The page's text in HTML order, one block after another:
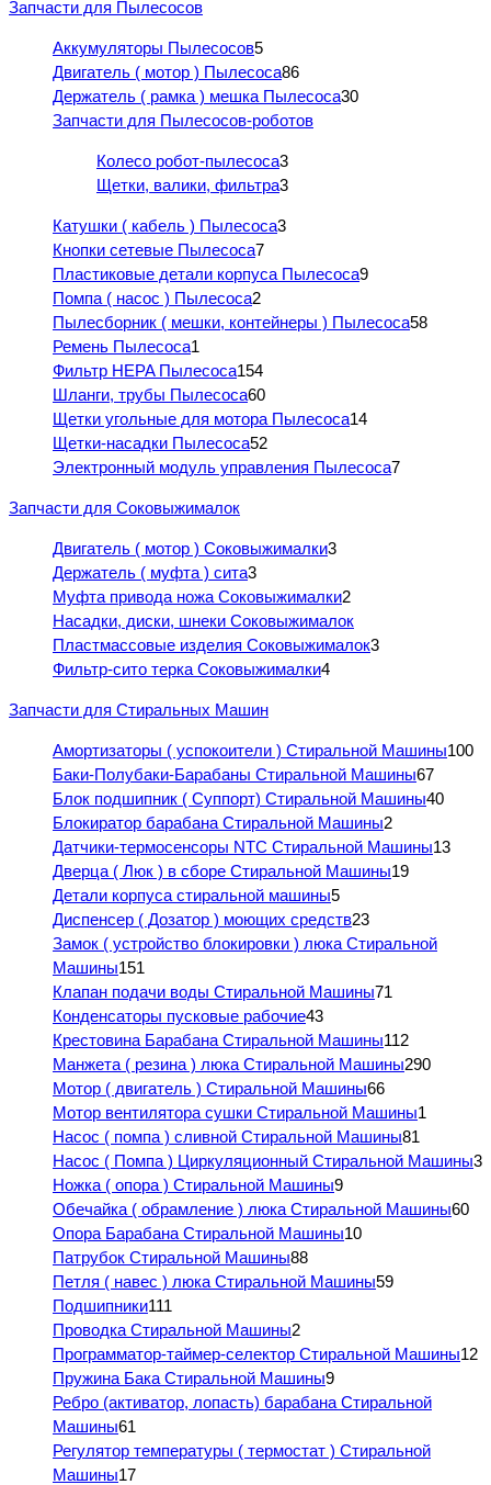
Запчасти для Пылесосов
Аккумуляторы Пылесосов5
Двигатель ( мотор ) Пылесоса86
Держатель ( рамка ) мешка Пылесоса30
Запчасти для Пылесосов-роботов
Колесо робот-пылесоса3
Щетки, валики, фильтра3
Катушки ( кабель ) Пылесоса3
Кнопки сетевые Пылесоса7
Пластиковые детали корпуса Пылесоса9
Помпа ( насос ) Пылесоса2
Пылесборник ( мешки, контейнеры ) Пылесоса58
Ремень Пылесоса1
Фильтр HEPA Пылесоса154
Шланги, трубы Пылесоса60
Щетки угольные для мотора Пылесоса14
Щетки-насадки Пылесоса52
Электронный модуль управления Пылесоса7
Запчасти для Соковыжималок
Двигатель ( мотор ) Соковыжималки3
Держатель ( муфта ) сита3
Муфта привода ножа Соковыжималки2
Насадки, диски, шнеки Соковыжималок
Пластмассовые изделия Соковыжималок3
Фильтр-сито терка Соковыжималки4
Запчасти для Стиральных Машин
Амортизаторы ( успокоители ) Стиральной Машины100
Баки-Полубаки-Барабаны Стиральной Машины67
Блок подшипник ( Суппорт) Стиральной Машины40
Блокиратор барабана Стиральной Машины2
Датчики-термосенсоры NTC Стиральной Машины13
Дверца ( Люк ) в сборе Стиральной Машины19
Детали корпуса стиральной машины5
Диспенсер ( Дозатор ) моющих средств23
Замок ( устройство блокировки ) люка Стиральной
Машины151
Клапан подачи воды Стиральной Машины71
Конденсаторы пусковые рабочие43
Крестовина Барабана Стиральной Машины112
Манжета ( резина ) люка Стиральной Машины290
Мотор ( двигатель ) Стиральной Машины66
Мотор вентилятора сушки Стиральной Машины1
Насос ( помпа ) сливной Стиральной Машины81
Насос ( Помпа ) Циркуляционный Стиральной Машины3
Ножка ( опора ) Стиральной Машины9
Обечайка ( обрамление ) люка Стиральной Машины60
Опора Барабана Стиральной Машины10
Патрубок Стиральной Машины88
Петля ( навес ) люка Стиральной Машины59
Подшипники111
Проводка Стиральной Машины2
Программатор-таймер-селектор Стиральной Машины12
Пружина Бака Стиральной Машины9
Ребро (активатор, лопасть) барабана Стиральной
Машины61
Регулятор температуры ( термостат ) Стиральной
Машины17